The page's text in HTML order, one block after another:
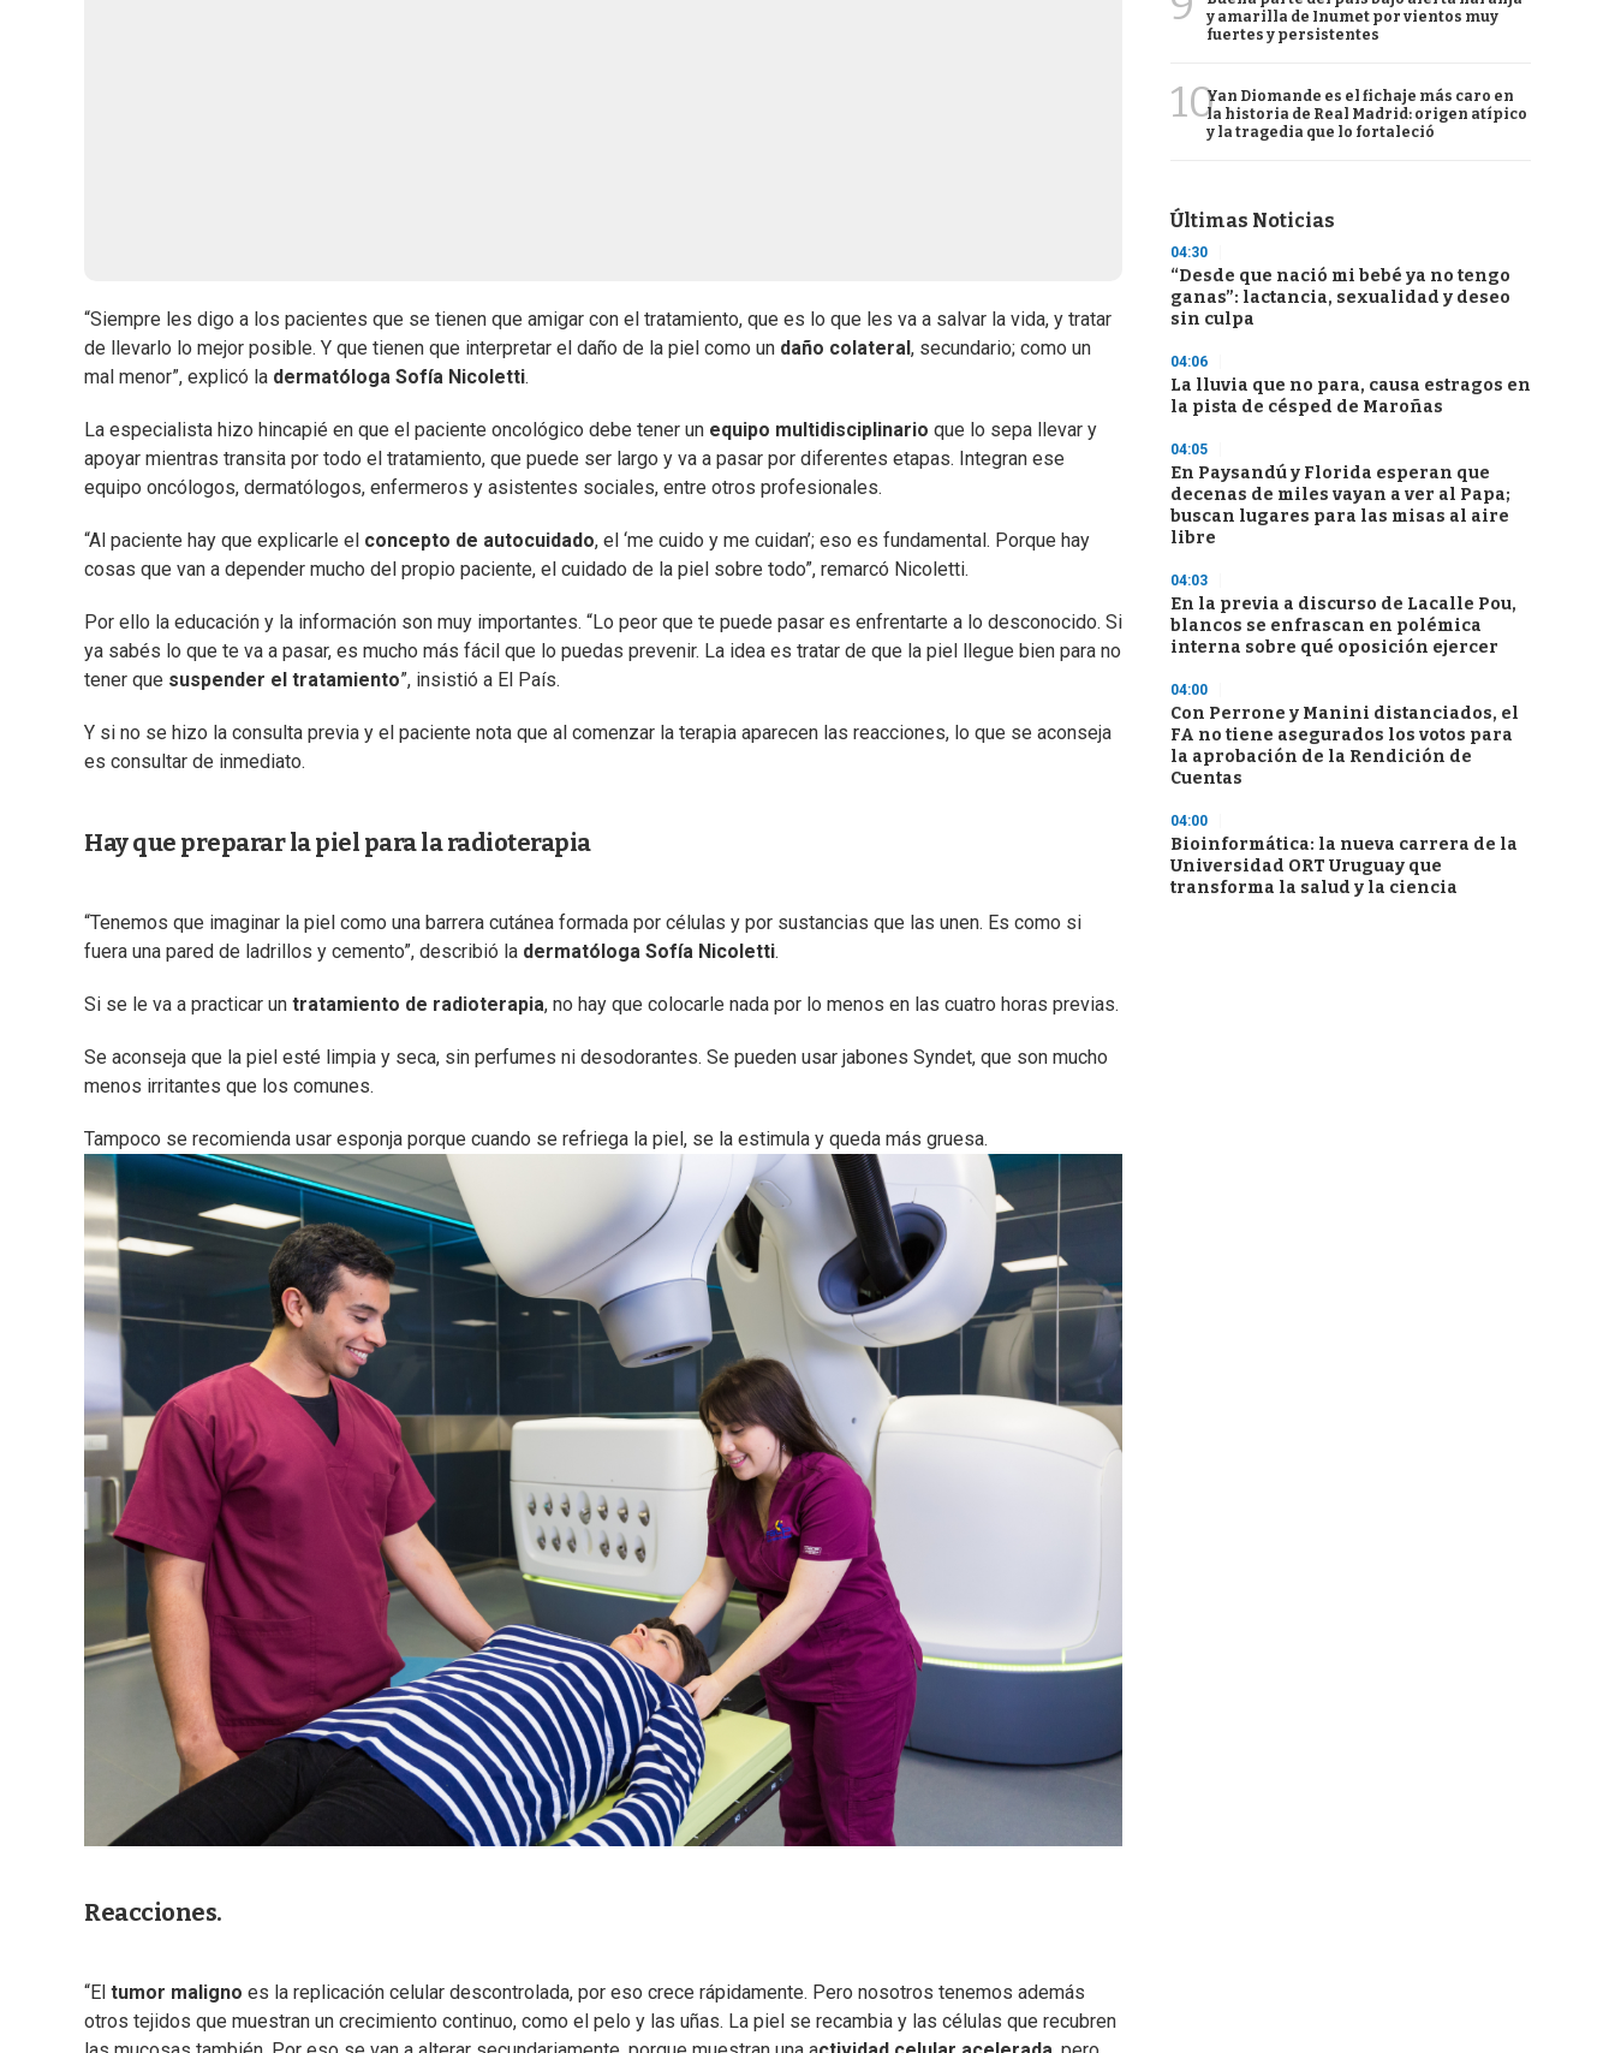
“Siempre les digo a los pacientes que se tienen que amigar con el tratamiento, que es lo que les va a salvar la vida, y tratar
de llevarlo lo mejor posible. Y que tienen que interpretar el daño de la piel como un daño colateral , secundario; como un
mal menor”, explicó la dermatóloga Sofía Nicoletti.
La especialista hizo hincapié en que el paciente oncológico debe tener un equipo multidisciplinario que lo sepa llevar y
apoyar mientras transita por todo el tratamiento, que puede ser largo y va a pasar por diferentes etapas. Integran ese
equipo oncólogos, dermatólogos, enfermeros y asistentes sociales, entre otros profesionales.
“Al paciente hay que explicarle el concepto de autocuidado, el ‘me cuido y me cuidan’; eso es fundamental. Porque hay
cosas que van a depender mucho del propio paciente, el cuidado de la piel sobre todo”, remarcó Nicoletti.
Por ello la educación y la información son muy importantes. “Lo peor que te puede pasar es enfrentarte a lo desconocido. Si
ya sabés lo que te va a pasar, es mucho más fácil que lo puedas prevenir. La idea es tratar de que la piel llegue bien para no
tener que suspender el tratamiento”, insistió a El País.
Y si no se hizo la consulta previa y el paciente nota que al comenzar la terapia aparecen las reacciones, lo que se aconseja
es consultar de inmediato.
Hay que preparar la piel para la radioterapia
“Tenemos que imaginar la piel como una barrera cutánea formada por células y por sustancias que las unen. Es como si
fuera una pared de ladrillos y cemento”, describió la dermatóloga Sofía Nicoletti.
Si se le va a practicar un tratamiento de radioterapia, no hay que colocarle nada por lo menos en las cuatro horas previas.
Se aconseja que la piel esté limpia y seca, sin perfumes ni desodorantes. Se pueden usar jabones Syndet, que son mucho
menos irritantes que los comunes.
Tampoco se recomienda usar esponja porque cuando se refriega la piel, se la estimula y queda más gruesa.
Reacciones.
“El tumor maligno es la replicación celular descontrolada, por eso crece rápidamente. Pero nosotros tenemos además
otros tejidos que muestran un crecimiento continuo, como el pelo y las uñas. La piel se recambia y las células que recubren
y amarilla de Inumet por vientos muy
fuertes y persistentes
10Yan Diomande es el fichaje más caro en
la historia de Real Madrid: origen atípico
y la tragedia que lo fortaleció
Últimas Noticias
04:30
“Desde que nació mi bebé ya no tengo
ganas”: lactancia, sexualidad y deseo
sin culpa
04:06
La lluvia que no para, causa estragos en
la pista de césped de Maroñas
04:05
En Paysandú y Florida esperan que
decenas de miles vayan a ver al Papa;
buscan lugares para las misas al aire
libre
04:03
En la previa a discurso de Lacalle Pou,
blancos se enfrascan en polémica
interna sobre qué oposición ejercer
04:00
Con Perrone y Manini distanciados, el
FA no tiene asegurados los votos para
la aprobación de la Rendición de
Cuentas
04:00
Bioinformática: la nueva carrera de la
Universidad ORT Uruguay que
transforma la salud y la ciencia